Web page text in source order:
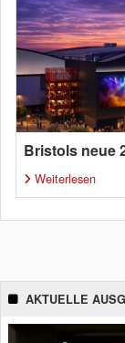
Bristols neue
Weiterlesen
AKTUELLE